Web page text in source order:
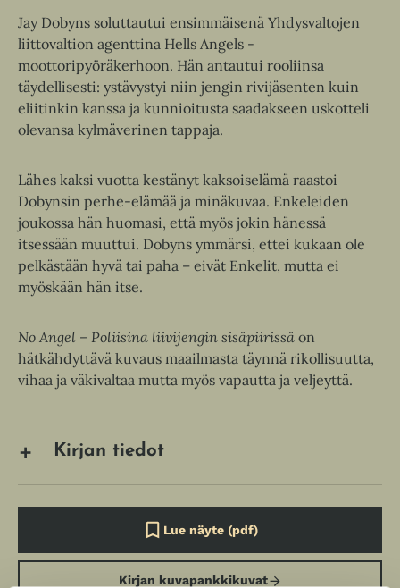
Jay Dobyns soluttautui ensimmäisenä Yhdysvaltojen
liittovaltion agenttina Hells Angels -
moottoripyöräkerhoon. Hän antautui rooliinsa
täydellisesti: ystävystyi niin jengin rivijäsenten kuin
eliitinkin kanssa ja kunnioitusta saadakseen uskotteli
olevansa kylmäverinen tappaja.
Lähes kaksi vuotta kestänyt kaksoiselämä raastoi
Dobynsin perhe-elämää ja minäkuvaa. Enkeleiden
joukossa hän huomasi, että myös jokin hänessä
itsessään muuttui. Dobyns ymmärsi, ettei kukaan ole
pelkästään hyvä tai paha – eivät Enkelit, mutta ei
myöskään hän itse.
No Angel – Poliisina liivijengin sisäpiirissä on
hätkähdyttävä kuvaus maailmasta täynnä rikollisuutta,
vihaa ja väkivaltaa mutta myös vapautta ja veljeyttä.
Kirjan tiedot
Lue näyte (pdf)
A
u
k
e
Kirjan kuvapankkikuvat